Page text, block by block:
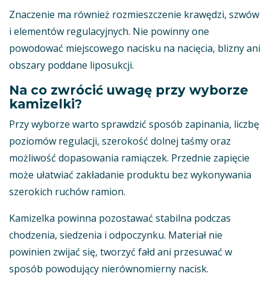
Znaczenie ma również rozmieszczenie krawędzi, szwów
i elementów regulacyjnych. Nie powinny one
powodować miejscowego nacisku na nacięcia, blizny ani
obszary poddane liposukcji.
Na co zwrócić uwagę przy wyborze
kamizelki?
Przy wyborze warto sprawdzić sposób zapinania, liczbę
poziomów regulacji, szerokość dolnej taśmy oraz
możliwość dopasowania ramiączek. Przednie zapięcie
może ułatwiać zakładanie produktu bez wykonywania
szerokich ruchów ramion.
Kamizelka powinna pozostawać stabilna podczas
chodzenia, siedzenia i odpoczynku. Materiał nie
powinien zwijać się, tworzyć fałd ani przesuwać w
sposób powodujący nierównomierny nacisk.